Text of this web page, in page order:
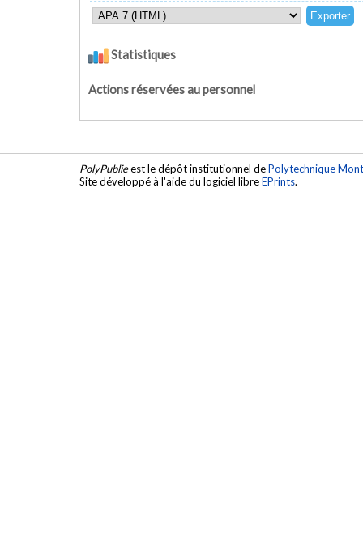
Statistiques
Actions réservées au personnel
PolyPublieest le dépôt institutionnel dePolytechnique
Site développé à l'aide du logiciel libreEPrints.